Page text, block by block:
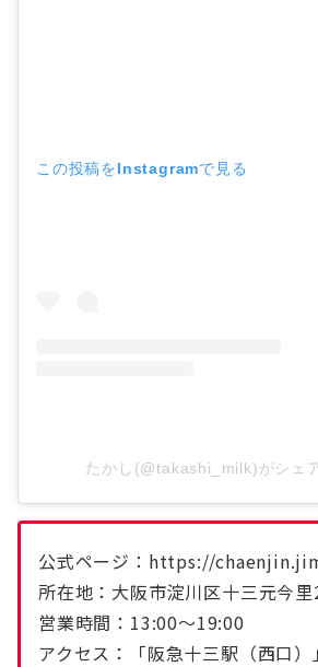
この投稿をInstagramで見る
たかし(@takashi_milk)がシェ
公式ページ： https://
所在地：大阪市淀川区十三元今
営業時間：13:00〜19:00
アクセス：「阪急十三駅（西口